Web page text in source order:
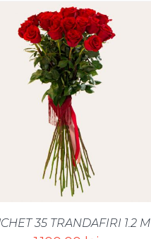
35 TRANDAFIRI 1.2 M
SELECT OPTIONS